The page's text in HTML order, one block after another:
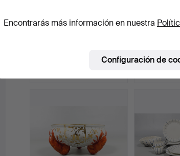
STIG
8 pujas
Encontrarás más información en nuestra
Configuración de